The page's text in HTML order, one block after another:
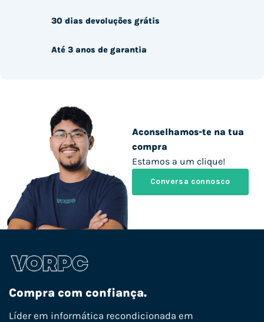
Aconselhamos-te na tua
compra
Estamos a um clique!
Conversa connosco
30 dias devoluções grátis
Até 3 anos de garantia
Compra com confiança.
Líder em informática recondicionada em